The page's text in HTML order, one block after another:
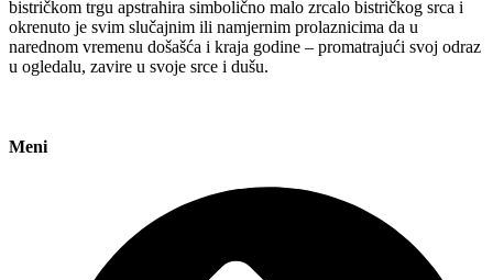
bistričkom trgu apstrahira simbolično malo zrcalo bistričkog srca i
okrenuto je svim slučajnim ili namjernim prolaznicima da u
narednom vremenu došašća i kraja godine – promatrajući svoj odraz
u ogledalu, zavire u svoje srce i dušu.
Meni